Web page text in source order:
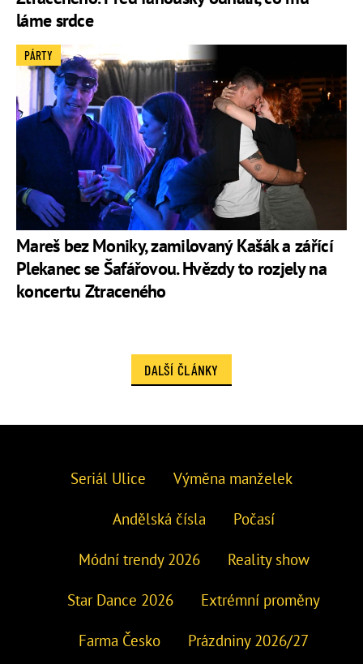
láme srdce
Mareš bez Moniky, zamilovaný Kašák a zářící
Plekanec se Šafářovou. Hvězdy to rozjely na
koncertu Ztraceného
PÁRTY
DALŠÍ ČLÁNKY
Seriál Ulice Výměna manželek
Andělská čísla Počasí
Módní trendy 2026 Reality show
Star Dance 2026 Extrémní proměny
Farma Česko Prázdniny 2026/27